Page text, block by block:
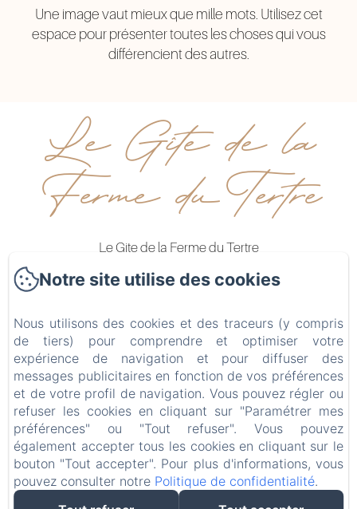
Une image vaut mieux que mille mots. Utilisez cet
espace pour présenter toutes les choses qui vous
différencient des autres.
Le Gîte de la
Ferme du Tertre
Le Gite de la Ferme du Tertre
501 rue de fressain
0680434863
Contactez nous
Accueil
Hébergements
Bien-être
Galerie photos
Contact
Notre site utilise des cookies
Nous utilisons des cookies et des traceurs (y compris
de tiers) pour comprendre et optimiser votre
expérience de navigation et pour diffuser des
messages publicitaires en fonction de vos préférences
et de votre profil de navigation. Vous pouvez régler ou
refuser les cookies en cliquant sur "Paramétrer mes
préférences" ou "Tout refuser". Vous pouvez
également accepter tous les cookies en cliquant sur le
bouton "Tout accepter". Pour plus d'informations, vous
pouvez consulter notre Politique de confidentialité.